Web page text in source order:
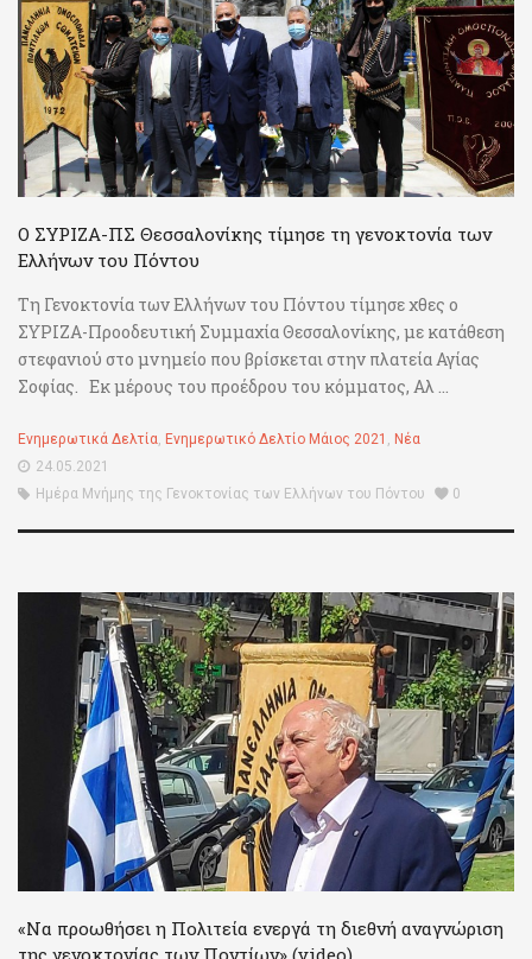
Ο ΣΥΡΙΖΑ-ΠΣ Θεσσαλονίκης τίμησε τη γενοκτονία των
Ελλήνων του Πόντου
Τη Γενοκτονία των Ελλήνων του Πόντου τίμησε χθες ο
ΣΥΡΙΖΑ-Προοδευτική Συμμαχία Θεσσαλονίκης, με κατάθεση
στεφανιού στο μνημείο που βρίσκεται στην πλατεία Αγίας
Σοφίας. Εκ μέρους του προέδρου του κόμματος, Αλ ...
Ενημερωτικά Δελτία Ενημερωτικό Δελτίο Μάιος 2021
Νέα
24.05.2021
Ημέρα Μνήμης της Γενοκτονίας των Ελλήνων του Πόντου
0
«Να προωθήσει η Πολιτεία ενεργά τη διεθνή αναγνώριση